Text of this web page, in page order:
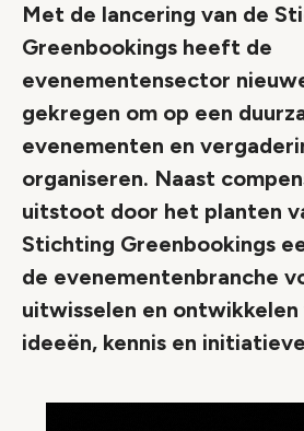
Met de lancering van de
Greenbookings heeft de
evenementensector
gekregen om op een
evenementen en
organiseren. Naast
uitstoot door het planten
Stichting Greenbookings
de evenementenbranche
uitwisselen en ontwikkelen
ideeën, kennis en